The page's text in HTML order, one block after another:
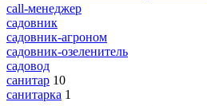
сall-менеджер
садовник
садовник-агроном
садовник-озеленитель
садовод
санитар 10
санитарка 1